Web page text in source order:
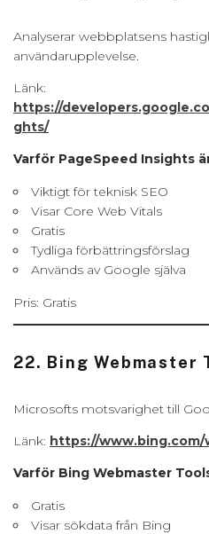
Analyserar webbplatsens
användarupplevelse.
Länk:
https://
ghts/
Varför PageSpeed Insights
Viktigt för teknisk SEO
Visar Core Web Vitals
Gratis
Tydliga förbättringsförslag
Används av Google själva
Pris: Gratis
22. Bing Webmaster
Microsofts motsvarighet till
Länk: https://www.bing.com/
Varför Bing Webmaster
Gratis
Visar sökdata från Bing